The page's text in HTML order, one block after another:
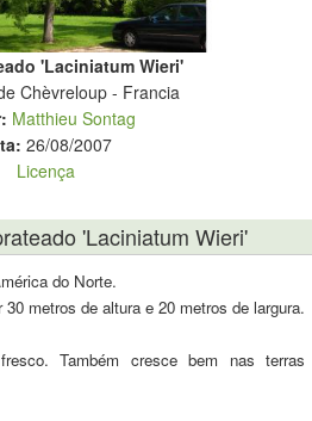
'Laciniatum Wieri'
Chèvreloup - Francia
Matthieu Sontag
26/08/2007
Licença
'Laciniatum Wieri'
do Norte.
30 metros de altura e 20 metros de largura.
Também cresce bem nas terras